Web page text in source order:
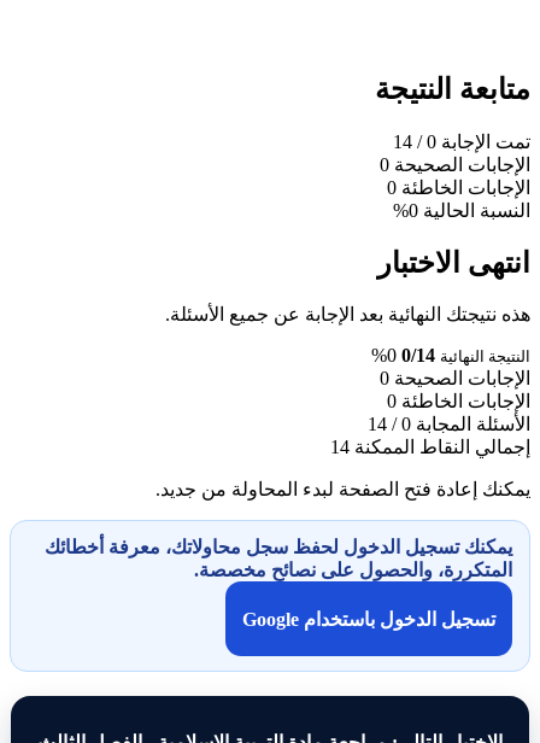
متابعة النتيجة
تمت الإجابة 0
/ 14
الإجابات الصحيحة 0
الإجابات الخاطئة 0
النسبة الحالية 0%
انتهى الاختبار
هذه نتيجتك النهائية بعد الإجابة عن جميع الأسئلة.
النتيجة النهائية 0/14
0%
الإجابات الصحيحة 0
الإجابات الخاطئة 0
الأسئلة المجابة 0 / 14
إجمالي النقاط الممكنة 14
يمكنك إعادة فتح الصفحة لبدء المحاولة من جديد.
يمكنك تسجيل الدخول لحفظ سجل محاولاتك، معرفة أخطائك
المتكررة، والحصول على نصائح مخصصة.
تسجيل الدخول باستخدام Google